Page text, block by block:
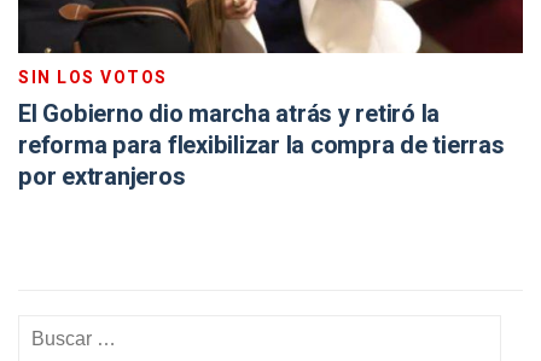
SIN LOS VOTOS
El Gobierno dio marcha atrás y retiró la
reforma para flexibilizar la compra de tierras
por extranjeros